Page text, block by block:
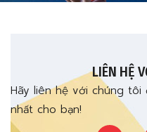
LIÊN HỆ
Hãy liên hệ với chúng
nhất cho bạn!